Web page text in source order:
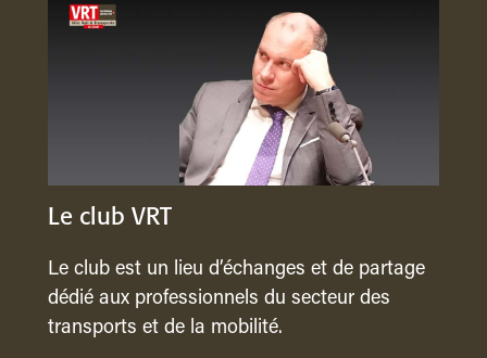
Le club VRT
Le club est un lieu d’échanges et de partage
dédié aux professionnels du secteur des
transports et de la mobilité.